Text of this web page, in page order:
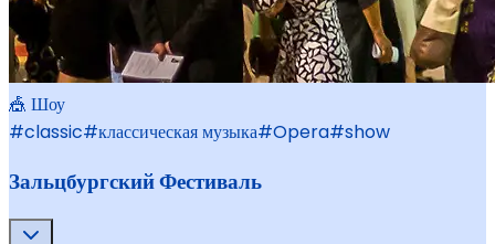
🎪 Шоу
#classic#классическая музыка#Opera#show
Зальцбургский Фестиваль